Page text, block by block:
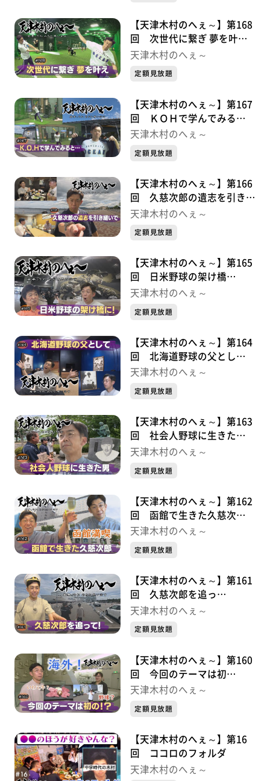
【天津木村のへぇ～】第168
回 次世代に繋ぎ 夢を叶
え・・・久慈次郎シリーズ９
天津木村のへぇ～
定額見放題
【天津木村のへぇ～】第167
回 ＫＯＨで学んでみる
と・・・久慈次郎シリーズ⑧
天津木村のへぇ～
定額見放題
【天津木村のへぇ～】第166
回 久慈次郎の遺志を引き継
いで！・・・・・久慈次郎シ
天津木村のへぇ～
定額見放題
【天津木村のへぇ～】第165
回 日米野球の架け橋
に！・・・・・久慈次郎シリ
天津木村のへぇ～
定額見放題
【天津木村のへぇ～】第164
回 北海道野球の父とし
て・・・・・久慈次郎シリー
天津木村のへぇ～
定額見放題
【天津木村のへぇ～】第163
回 社会人野球に生きた
男・・・・・久慈次郎シリー
天津木村のへぇ～
定額見放題
【天津木村のへぇ～】第162
回 函館で生きた久慈次
郎・・・・・久慈次郎シリー
天津木村のへぇ～
定額見放題
【天津木村のへぇ～】第161
回 久慈次郎を追っ
て・・・・・久慈次郎シリー
天津木村のへぇ～
定額見放題
【天津木村のへぇ～】第160
回 今回のテーマは初
の！？・・・・・久慈次郎シ
天津木村のへぇ～
定額見放題
【天津木村のへぇ～】第16
回 ココロのフォルダ
天津木村のへぇ～